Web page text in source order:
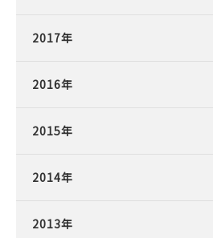
2017年
2016年
2015年
2014年
2013年